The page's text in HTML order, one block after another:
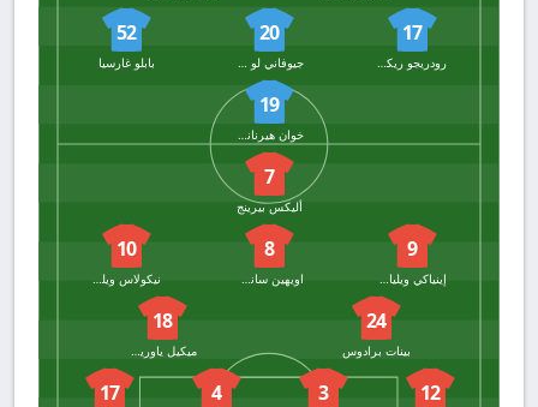
17
رودريجو ريكيلمي
20
جيوفاني لو سيلسو
52
بابلو غارسيا
19
خوان هيرنانديز
7
أليكس بيرينج
9
إينياكي ويليامز
8
اويهين سانسيت
10
نيكولاس ويليامز
24
بينات برادوس
18
ميكيل ياوريجيزار
12
3
4
17